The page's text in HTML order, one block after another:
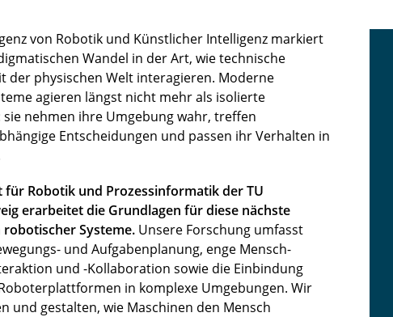
von Robotik und Künstlicher Intelligenz markiert
Wandel in der Art, wie technische
der physischen Welt interagieren. Moderne
agieren längst nicht mehr als isolierte
sie nehmen ihre Umgebung wahr, treffen
Entscheidungen und passen ihr Verhalten in
für Robotik und Prozessinformatik der TU
erarbeitet die Grundlagen für diese nächste
Systeme.Unsere Forschung umfasst
und Aufgabenplanung, enge Mensch-
und -Kollaboration sowie die Einbindung
in komplexe Umgebungen. Wir
und gestalten, wie Maschinen den Mensch